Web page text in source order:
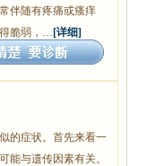
伴随有疼痛或瘙痒
脆弱，… [详细]
的症状。首先来看一
能与遗传因素有关。